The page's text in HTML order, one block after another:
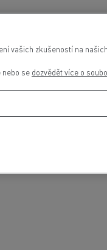
vašich zkušeností na
nebo se dozvědět více o